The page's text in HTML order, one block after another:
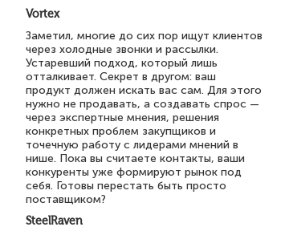
Vortex
Заметил, многие до сих пор ищут клиентов
через холодные звонки и рассылки.
Устаревший подход, который лишь
отталкивает. Секрет в другом: ваш
продукт должен искать вас сам. Для этого
нужно не продавать, а создавать спрос —
через экспертные мнения, решения
конкретных проблем закупщиков и
точечную работу с лидерами мнений в
нише. Пока вы считаете контакты, ваши
конкуренты уже формируют рынок под
себя. Готовы перестать быть просто
поставщиком?
SteelRaven